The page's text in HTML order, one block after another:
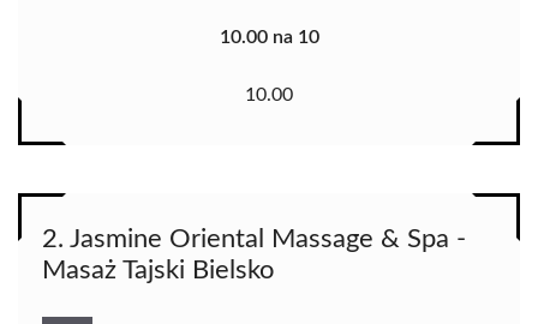
10.00 na 10
10.00
2. Jasmine Oriental Massage & Spa -
Masaż Tajski Bielsko